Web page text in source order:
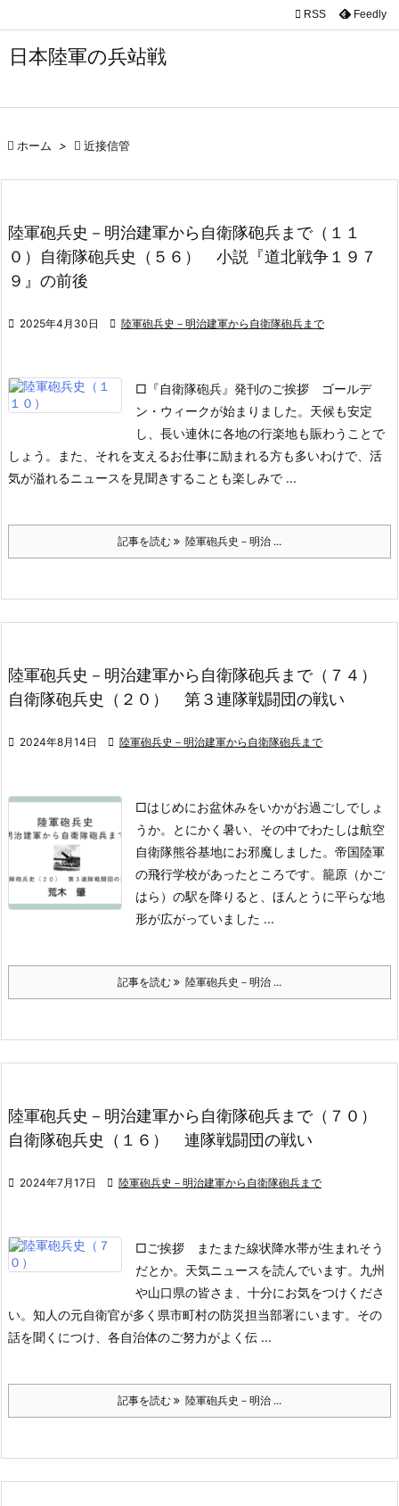
日本陸軍の兵站戦

 RSS Feedly
 ホーム >  近接信管
陸軍砲兵史－明治建軍から自衛隊砲兵まで（１１
０）自衛隊砲兵史（５６） 小説『道北戦争１９７
９』の前後
 2025年4月30日  陸軍砲兵史－明治建軍から自衛隊砲兵まで
□『自衛隊砲兵』発刊のご挨拶 ゴールデ
ン・ウィークが始まりました。天候も安定
し、長い連休に各地の行楽地も賑わうことで
しょう。また、それを支えるお仕事に励まれる方も多いわけで、活
気が溢れるニュースを見聞きすることも楽しみで ...
記事を読む 陸軍砲兵史－明治 ...
陸軍砲兵史－明治建軍から自衛隊砲兵まで（７４）
自衛隊砲兵史（２０） 第３連隊戦闘団の戦い
 2024年8月14日  陸軍砲兵史－明治建軍から自衛隊砲兵まで
□はじめにお盆休みをいかがお過ごしでしょ
うか。とにかく暑い、その中でわたしは航空
自衛隊熊谷基地にお邪魔しました。帝国陸軍
の飛行学校があったところです。籠原（かご
はら）の駅を降りると、ほんとうに平らな地
形が広がっていました ...
記事を読む 陸軍砲兵史－明治 ...
陸軍砲兵史－明治建軍から自衛隊砲兵まで（７０）
自衛隊砲兵史（１６） 連隊戦闘団の戦い
 2024年7月17日  陸軍砲兵史－明治建軍から自衛隊砲兵まで
□ご挨拶 またまた線状降水帯が生まれそう
だとか。天気ニュースを読んでいます。九州
や山口県の皆さま、十分にお気をつけくださ
い。知人の元自衛官が多く県市町村の防災担当部署にいます。その
話を聞くにつけ、各自治体のご努力がよく伝 ...
記事を読む 陸軍砲兵史－明治 ...